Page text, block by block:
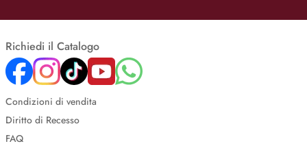
Richiedi il Catalogo
Condizioni di vendita
Diritto di Recesso
FAQ